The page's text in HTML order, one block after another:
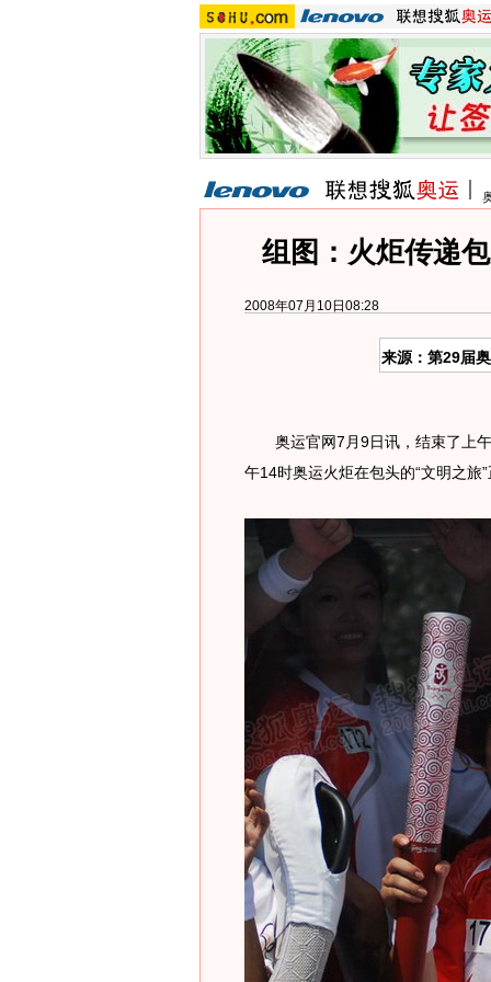
组图：火炬传递
2008年07月10日08:28
来源：第29届
奥运官网7月9日讯，结束了上午
午14时奥运火炬在包头的“文明之旅